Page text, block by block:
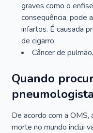
graves como o
consequência, pode
infartos. É causada
de cigarro;
Câncer de
Quando
De acordo com a OMS,
morte no mundo inclui